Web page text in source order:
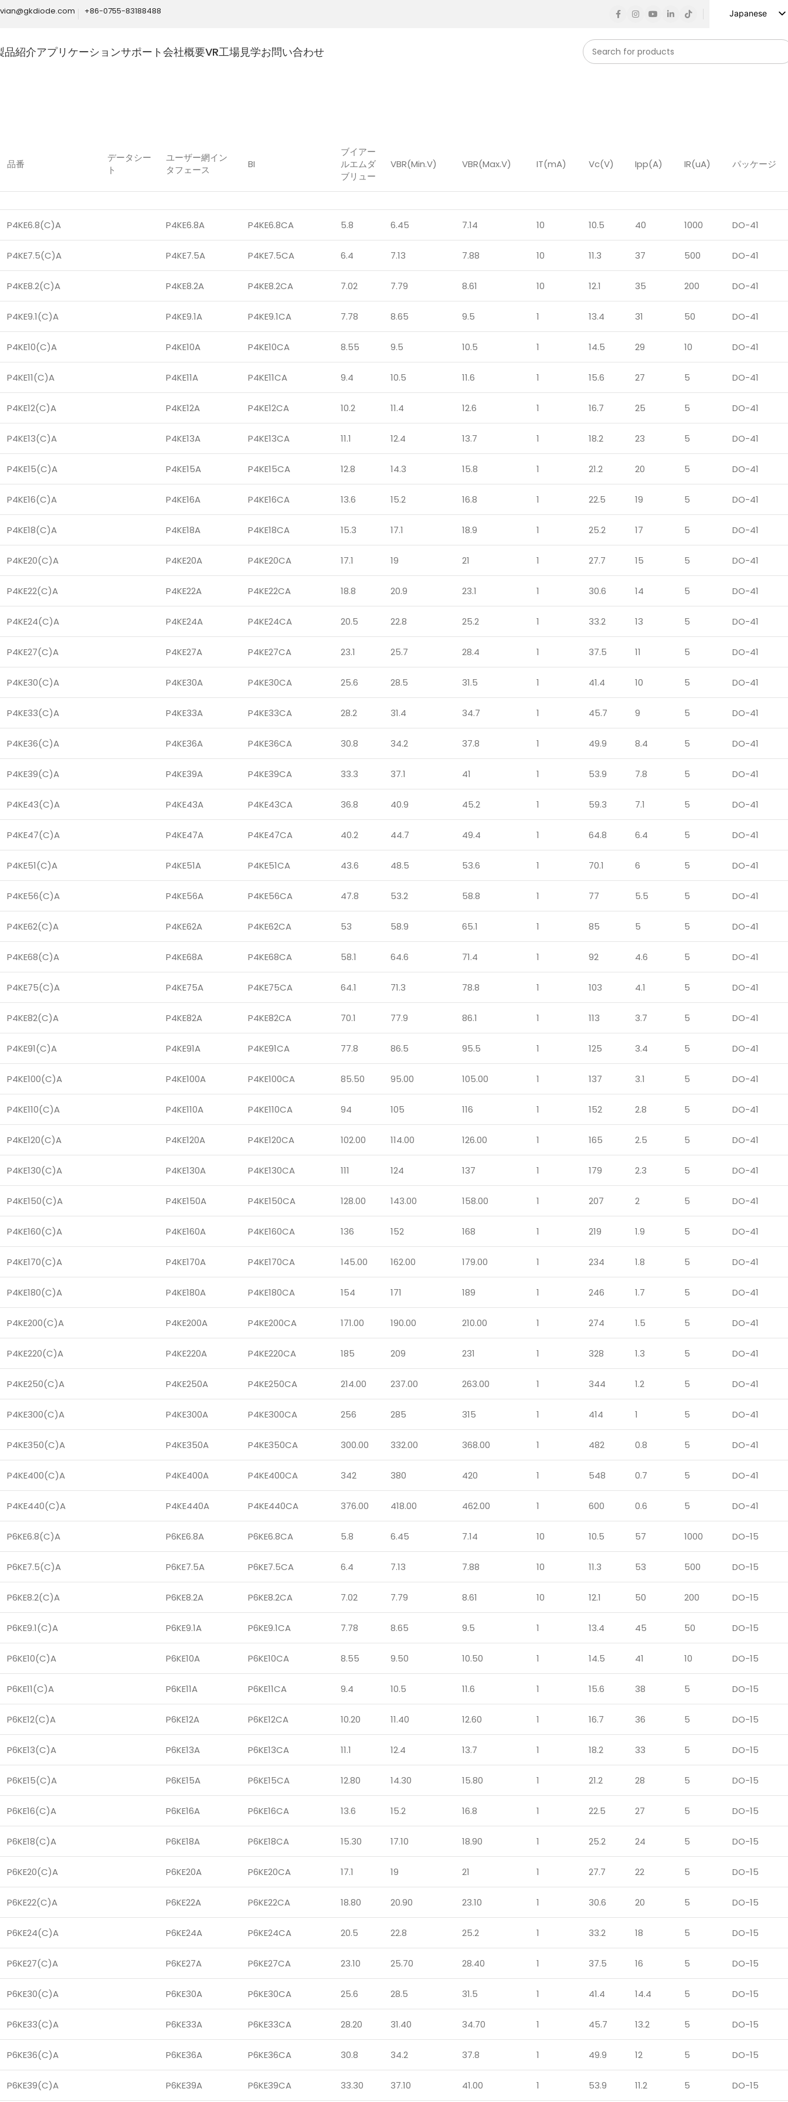
+86-0755-83188488
Japanese
Vietnamese
品紹介アプリケーションサポート会社概要VR工場見学お問い合わせ
品番
データシー
ト
ユーザー網イン
タフェース
BI
ブイアー
ルエムダ
ブリュー
VBR(Min.V) VBR(Max.V) IT(mA) Vc(V) Ipp(A) IR(uA) パッケージ
P4KE6.8(C)A P4KE6.8A P4KE6.8CA 5.8 6.45 7.14 10 10.5 40 1000 DO-41
P4KE7.5(C)A P4KE7.5A P4KE7.5CA 6.4 7.13 7.88 10 11.3 37 500 DO-41
P4KE8.2(C)A P4KE8.2A P4KE8.2CA 7.02 7.79 8.61 10 12.1 35 200 DO-41
P4KE9.1(C)A P4KE9.1A P4KE9.1CA 7.78 8.65 9.5 1 13.4 31 50 DO-41
P4KE10(C)A P4KE10A P4KE10CA 8.55 9.5 10.5 1 14.5 29 10 DO-41
P4KE11(C)A P4KE11A P4KE11CA 9.4 10.5 11.6 1 15.6 27 5 DO-41
P4KE12(C)A P4KE12A P4KE12CA 10.2 11.4 12.6 1 16.7 25 5 DO-41
P4KE13(C)A P4KE13A P4KE13CA 11.1 12.4 13.7 1 18.2 23 5 DO-41
P4KE15(C)A P4KE15A P4KE15CA 12.8 14.3 15.8 1 21.2 20 5 DO-41
P4KE16(C)A P4KE16A P4KE16CA 13.6 15.2 16.8 1 22.5 19 5 DO-41
P4KE18(C)A P4KE18A P4KE18CA 15.3 17.1 18.9 1 25.2 17 5 DO-41
P4KE20(C)A P4KE20A P4KE20CA 17.1 19 21 1 27.7 15 5 DO-41
P4KE22(C)A P4KE22A P4KE22CA 18.8 20.9 23.1 1 30.6 14 5 DO-41
P4KE24(C)A P4KE24A P4KE24CA 20.5 22.8 25.2 1 33.2 13 5 DO-41
P4KE27(C)A P4KE27A P4KE27CA 23.1 25.7 28.4 1 37.5 11 5 DO-41
P4KE30(C)A P4KE30A P4KE30CA 25.6 28.5 31.5 1 41.4 10 5 DO-41
P4KE33(C)A P4KE33A P4KE33CA 28.2 31.4 34.7 1 45.7 9 5 DO-41
P4KE36(C)A P4KE36A P4KE36CA 30.8 34.2 37.8 1 49.9 8.4 5 DO-41
P4KE39(C)A P4KE39A P4KE39CA 33.3 37.1 41 1 53.9 7.8 5 DO-41
P4KE43(C)A P4KE43A P4KE43CA 36.8 40.9 45.2 1 59.3 7.1 5 DO-41
P4KE47(C)A P4KE47A P4KE47CA 40.2 44.7 49.4 1 64.8 6.4 5 DO-41
P4KE51(C)A P4KE51A P4KE51CA 43.6 48.5 53.6 1 70.1 6 5 DO-41
P4KE56(C)A P4KE56A P4KE56CA 47.8 53.2 58.8 1 77 5.5 5 DO-41
P4KE62(C)A P4KE62A P4KE62CA 53 58.9 65.1 1 85 5 5 DO-41
P4KE68(C)A P4KE68A P4KE68CA 58.1 64.6 71.4 1 92 4.6 5 DO-41
P4KE75(C)A P4KE75A P4KE75CA 64.1 71.3 78.8 1 103 4.1 5 DO-41
P4KE82(C)A P4KE82A P4KE82CA 70.1 77.9 86.1 1 113 3.7 5 DO-41
P4KE91(C)A P4KE91A P4KE91CA 77.8 86.5 95.5 1 125 3.4 5 DO-41
P4KE100(C)A P4KE100A P4KE100CA 85.50 95.00 105.00 1 137 3.1 5 DO-41
P4KE110(C)A P4KE110A P4KE110CA 94 105 116 1 152 2.8 5 DO-41
P4KE120(C)A P4KE120A P4KE120CA 102.00 114.00 126.00 1 165 2.5 5 DO-41
P4KE130(C)A P4KE130A P4KE130CA 111 124 137 1 179 2.3 5 DO-41
P4KE150(C)A P4KE150A P4KE150CA 128.00 143.00 158.00 1 207 2 5 DO-41
P4KE160(C)A P4KE160A P4KE160CA 136 152 168 1 219 1.9 5 DO-41
P4KE170(C)A P4KE170A P4KE170CA 145.00 162.00 179.00 1 234 1.8 5 DO-41
P4KE180(C)A P4KE180A P4KE180CA 154 171 189 1 246 1.7 5 DO-41
P4KE200(C)A P4KE200A P4KE200CA 171.00 190.00 210.00 1 274 1.5 5 DO-41
P4KE220(C)A P4KE220A P4KE220CA 185 209 231 1 328 1.3 5 DO-41
P4KE250(C)A P4KE250A P4KE250CA 214.00 237.00 263.00 1 344 1.2 5 DO-41
P4KE300(C)A P4KE300A P4KE300CA 256 285 315 1 414 1 5 DO-41
P4KE350(C)A P4KE350A P4KE350CA 300.00 332.00 368.00 1 482 0.8 5 DO-41
P4KE400(C)A P4KE400A P4KE400CA 342 380 420 1 548 0.7 5 DO-41
P4KE440(C)A P4KE440A P4KE440CA 376.00 418.00 462.00 1 600 0.6 5 DO-41
P6KE6.8(C)A P6KE6.8A P6KE6.8CA 5.8 6.45 7.14 10 10.5 57 1000 DO-15
P6KE7.5(C)A P6KE7.5A P6KE7.5CA 6.4 7.13 7.88 10 11.3 53 500 DO-15
P6KE8.2(C)A P6KE8.2A P6KE8.2CA 7.02 7.79 8.61 10 12.1 50 200 DO-15
P6KE9.1(C)A P6KE9.1A P6KE9.1CA 7.78 8.65 9.5 1 13.4 45 50 DO-15
P6KE10(C)A P6KE10A P6KE10CA 8.55 9.50 10.50 1 14.5 41 10 DO-15
P6KE11(C)A P6KE11A P6KE11CA 9.4 10.5 11.6 1 15.6 38 5 DO-15
P6KE12(C)A P6KE12A P6KE12CA 10.20 11.40 12.60 1 16.7 36 5 DO-15
P6KE13(C)A P6KE13A P6KE13CA 11.1 12.4 13.7 1 18.2 33 5 DO-15
P6KE15(C)A P6KE15A P6KE15CA 12.80 14.30 15.80 1 21.2 28 5 DO-15
P6KE16(C)A P6KE16A P6KE16CA 13.6 15.2 16.8 1 22.5 27 5 DO-15
P6KE18(C)A P6KE18A P6KE18CA 15.30 17.10 18.90 1 25.2 24 5 DO-15
P6KE20(C)A P6KE20A P6KE20CA 17.1 19 21 1 27.7 22 5 DO-15
P6KE22(C)A P6KE22A P6KE22CA 18.80 20.90 23.10 1 30.6 20 5 DO-15
P6KE24(C)A P6KE24A P6KE24CA 20.5 22.8 25.2 1 33.2 18 5 DO-15
P6KE27(C)A P6KE27A P6KE27CA 23.10 25.70 28.40 1 37.5 16 5 DO-15
P6KE30(C)A P6KE30A P6KE30CA 25.6 28.5 31.5 1 41.4 14.4 5 DO-15
P6KE33(C)A P6KE33A P6KE33CA 28.20 31.40 34.70 1 45.7 13.2 5 DO-15
P6KE36(C)A P6KE36A P6KE36CA 30.8 34.2 37.8 1 49.9 12 5 DO-15
P6KE39(C)A P6KE39A P6KE39CA 33.30 37.10 41.00 1 53.9 11.2 5 DO-15